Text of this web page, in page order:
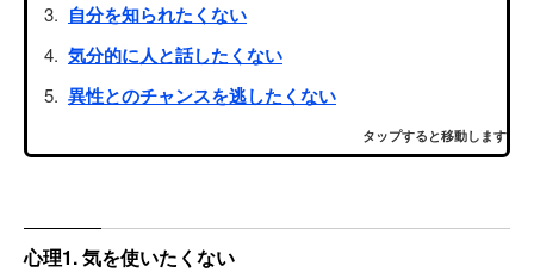
自分を知られたくない
気分的に人と話したくない
異性とのチャンスを逃したくない
タップすると移動します
心理1. 気を使いたくない